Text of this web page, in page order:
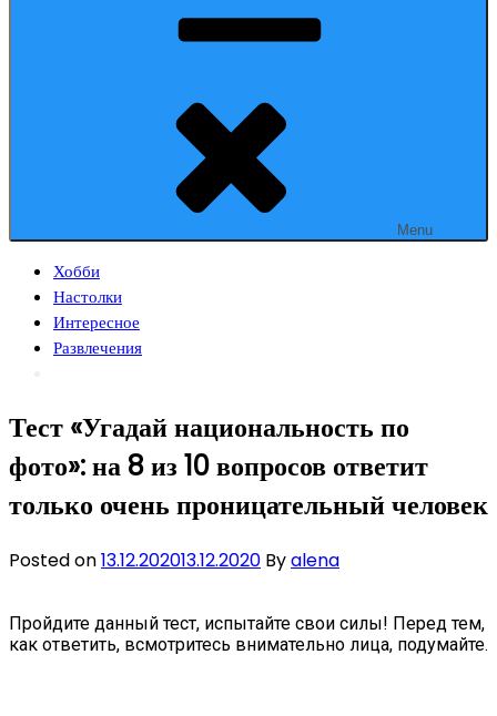
Menu
Хобби
Настолки
Интересное
Развлечения
Тест «Угадай национальность по
фото»: на 8 из 10 вопросов ответит
только очень проницательный человек
Posted on13.12.202013.12.2020 Byalena
Пройдите данный тест, испытайте свои силы! Перед тем,
как ответить, всмотритесь внимательно лица, подумайте.